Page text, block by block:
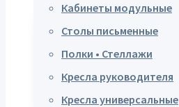
Кабинеты модульные
Столы письменные
Полки • Стеллажи
Кресла руководителя
Кресла универсальные